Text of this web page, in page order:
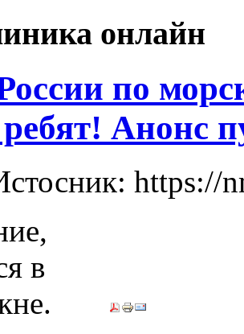
онлайн
по
Анонс
https://